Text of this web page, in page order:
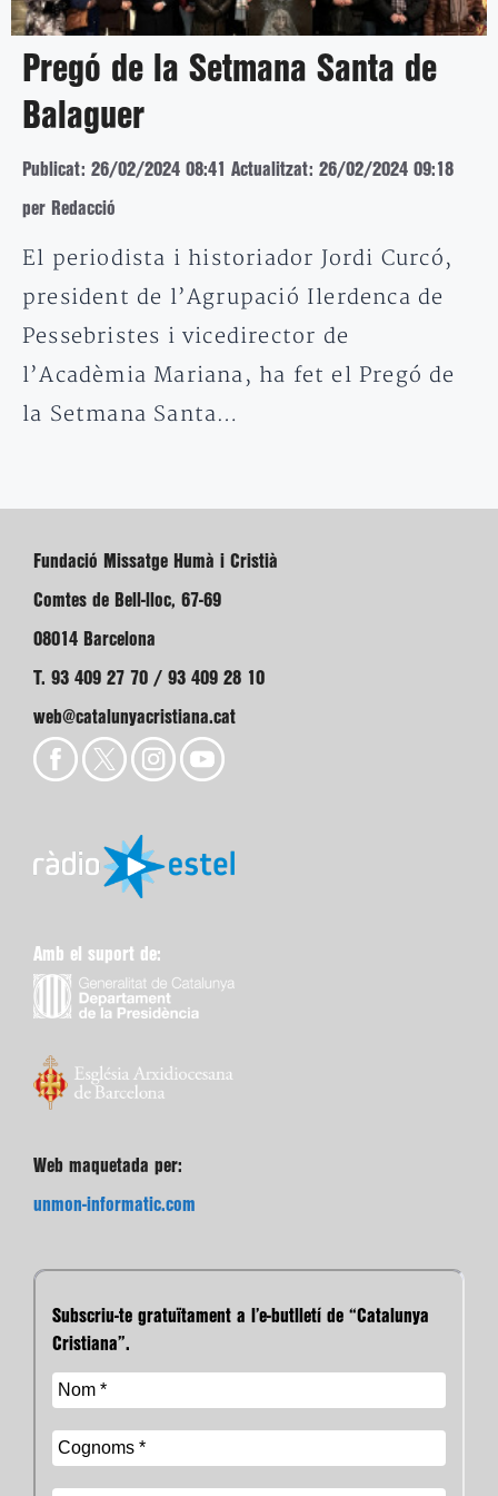
Pregó de la Setmana Santa de
Balaguer
Publicat: 26/02/2024 08:41 Actualitzat: 26/02/2024 09:18
per Redacció
El periodista i historiador Jordi Curcó,
president de l’Agrupació Ilerdenca de
Pessebristes i vicedirector de
l’Acadèmia Mariana, ha fet el Pregó de
la Setmana Santa…
Fundació Missatge Humà i Cristià
Comtes de Bell-lloc, 67-69
08014 Barcelona
T. 93 409 27 70 / 93 409 28 10
web@catalunyacristiana.cat
Amb el suport de:
Web maquetada per:
unmon-informatic.com
Subscriu-te gratuïtament a l’e-butlletí de “Catalunya
Cristiana”.